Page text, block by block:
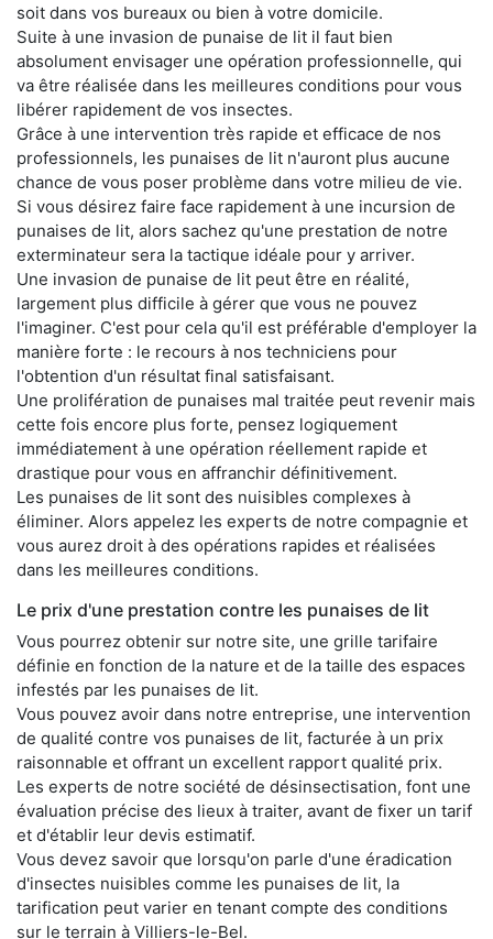
soit dans vos bureaux ou bien à votre domicile.
Suite à une invasion de punaise de lit il faut bien
absolument envisager une opération professionnelle, qui
va être réalisée dans les meilleures conditions pour vous
libérer rapidement de vos insectes.
Grâce à une intervention très rapide et efficace de nos
professionnels, les punaises de lit n'auront plus aucune
chance de vous poser problème dans votre milieu de vie.
Si vous désirez faire face rapidement à une incursion de
punaises de lit, alors sachez qu'une prestation de notre
exterminateur sera la tactique idéale pour y arriver.
Une invasion de punaise de lit peut être en réalité,
largement plus difficile à gérer que vous ne pouvez
l'imaginer. C'est pour cela qu'il est préférable d'employer la
manière forte : le recours à nos techniciens pour
l'obtention d'un résultat final satisfaisant.
Une prolifération de punaises mal traitée peut revenir mais
cette fois encore plus forte, pensez logiquement
immédiatement à une opération réellement rapide et
drastique pour vous en affranchir définitivement.
Les punaises de lit sont des nuisibles complexes à
éliminer. Alors appelez les experts de notre compagnie et
vous aurez droit à des opérations rapides et réalisées
dans les meilleures conditions.
Le prix d'une prestation contre les punaises de lit
Vous pourrez obtenir sur notre site, une grille tarifaire
définie en fonction de la nature et de la taille des espaces
infestés par les punaises de lit.
Vous pouvez avoir dans notre entreprise, une intervention
de qualité contre vos punaises de lit, facturée à un prix
raisonnable et offrant un excellent rapport qualité prix.
Les experts de notre société de désinsectisation, font une
évaluation précise des lieux à traiter, avant de fixer un tarif
et d'établir leur devis estimatif.
Vous devez savoir que lorsqu'on parle d'une éradication
d'insectes nuisibles comme les punaises de lit, la
tarification peut varier en tenant compte des conditions
sur le terrain à Villiers-le-Bel.